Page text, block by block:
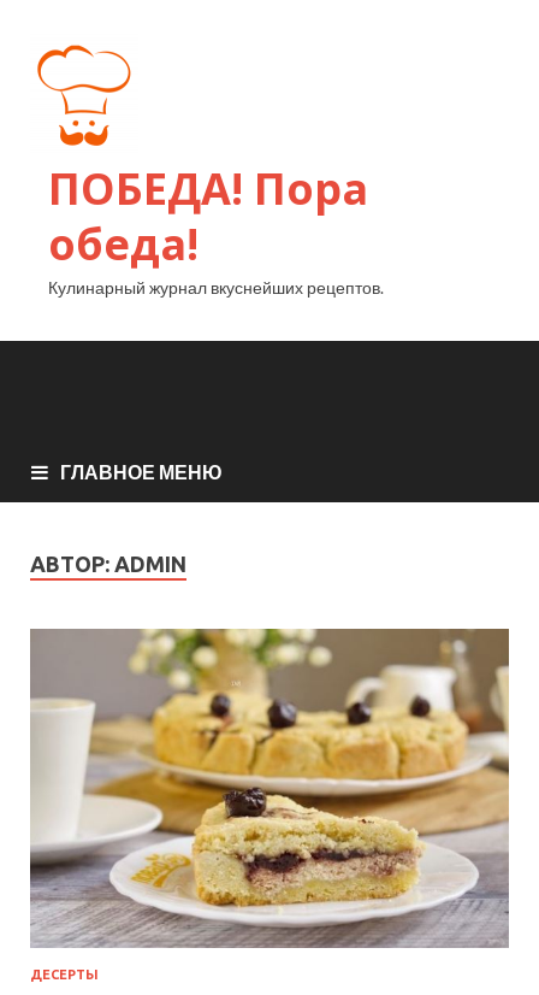
ПОБЕДА! Пора
обеда!
Кулинарный журнал вкуснейших рецептов.
ГЛАВНОЕ МЕНЮ
АВТОР: ADMIN
ДЕСЕРТЫ